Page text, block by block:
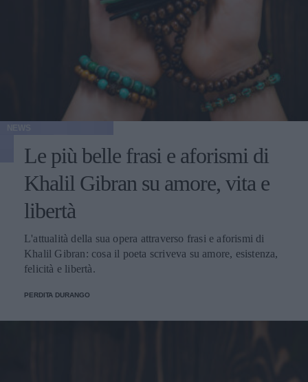
Le più belle frasi e aforismi di
Khalil Gibran su amore, vita e
libertà
L'attualità della sua opera attraverso frasi e aforismi di
Khalil Gibran: cosa il poeta scriveva su amore, esistenza,
felicità e libertà.
PERDITA DURANGO